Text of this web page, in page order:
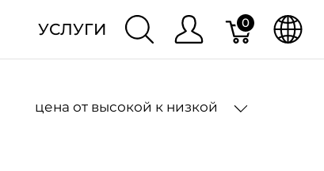
УСЛУГИ 0
цена от высокой к низкой